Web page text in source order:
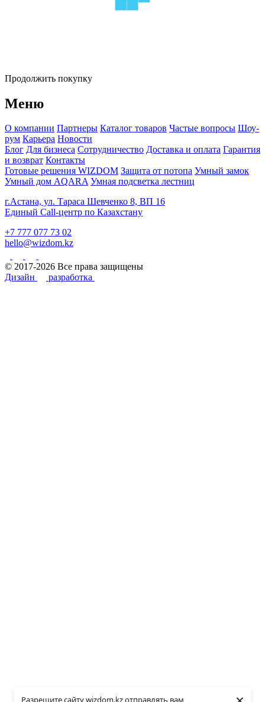
Разрешите сайту wizdom.kz отправлять вам
Продолжить покупку
Меню
О компании Партнеры Каталог товаров Частые вопросы Шоу-
рум Карьера Новости
Блог Для бизнеса Сотрудничество Доставка и оплата Гарантия
и возврат Контакты
Готовые решения WIZDOM Защита от потопа Умный замок
Умный дом AQARA Умная подсветка лестниц
г.Астана, ул. Тараса Шевченко 8, ВП 16
Единый Call-центр по Казахстану
+7 777 077 73 02
hello@wizdom.kz
© 2017-2026 Все права защищены
Дизайн
разработка